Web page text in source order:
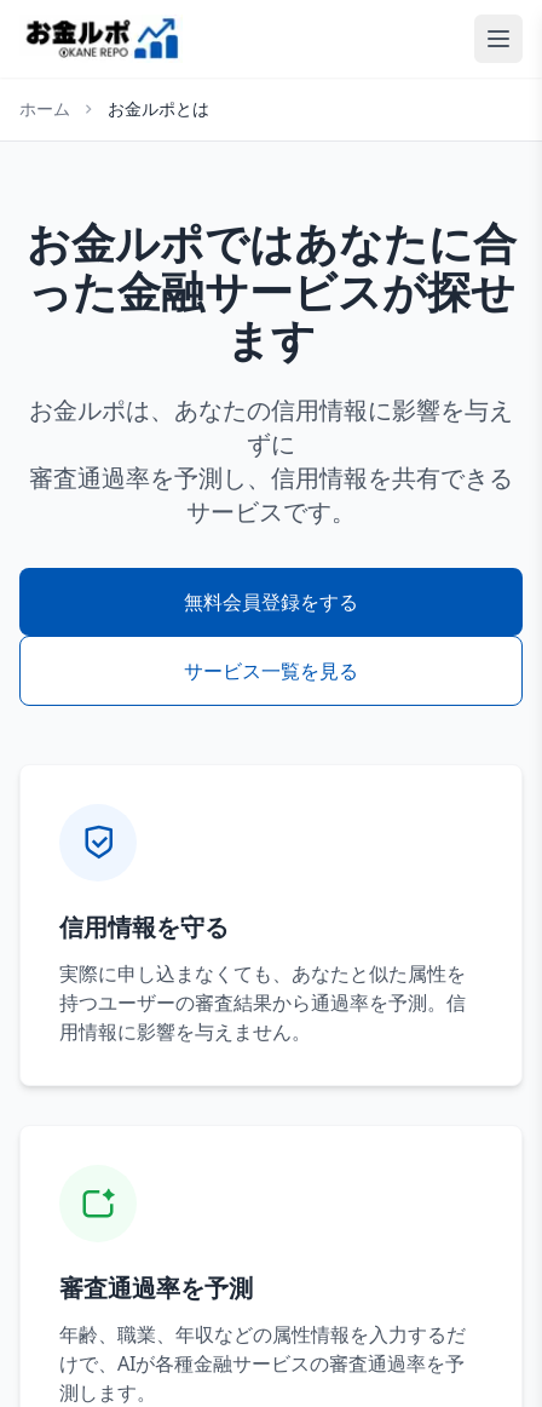
ホーム お金ルポとは
お金ルポではあなたに合
った金融サービスが探せ
ます
お金ルポは、あなたの信用情報に影響を与え
ずに
審査通過率を予測し、信用情報を共有できる
サービスです。
無料会員登録をする
サービス一覧を見る
信用情報を守る
実際に申し込まなくても、あなたと似た属性を
持つユーザーの審査結果から通過率を予測。信
用情報に影響を与えません。
審査通過率を予測
年齢、職業、年収などの属性情報を入力するだ
けで、AIが各種金融サービスの審査通過率を予
測します。